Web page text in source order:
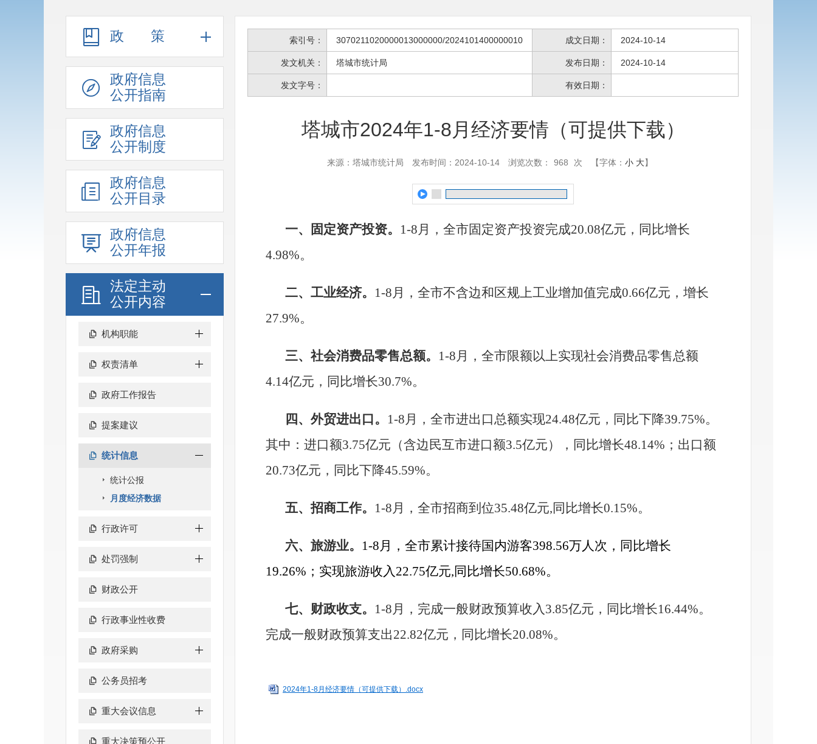
政策
政府信息
公开指南
政府信息
公开制度
政府信息
公开目录
政府信息
公开年报
法定主动
公开内容
机构职能
权责清单
政府工作报告
提案建议
统计信息
统计公报
月度经济数据
行政许可
处罚强制
财政公开
行政事业性收费
政府采购
公务员招考
重大会议信息
重大决策预公开
索引号： 3070211020000013000000/2024101400000010 成文日期： 2024-10-14
发文机关： 塔城市统计局 发布日期： 2024-10-14
发文字号： 有效日期：
塔城市2024年1-8月经济要情（可提供下载）
来源：塔城市统计局 发布时间：2024-10-14 浏览次数： 968 次 【字体： 小 大】
一、固定资产投资。 1-8月， 全市固定资产投资完成20.08亿元，同比增长
4.98%。
二、工业经济。 1-8月， 全市不含边和区规上工业增加值完成0.66亿元，增长
27.9%。
三、 社会消费品零售总额。 1-8月， 全市限额以上实现社会消费品零售总额
4.14亿元 ， 同比增长30.7%。
四、 外贸进出口。 1-8月， 全市进出口总额实现24.48亿元，同比下降39.75%。
其中：进口额3.75亿元（含边民互市进口额3.5亿元），同比增长48.14%；出口额
20.73亿元，同比下降45.59%。
五、招商工作。 1-8月，全市招商到位35.48亿元,同比增长0.15%。
六、旅游业。 1-8月，全市累计接待国内游客398.56万人次，同比增长
19.26%；实现旅游收入22.75亿元,同比增长50.68%。
七、财政收支。 1-8月， 完成一般财政预算收入3.85亿元， 同比增长16.44%。
完成一般财政预算支出22.82亿元， 同比增长20.08%。
2024年1-8月经济要情（可提供下载）.docx